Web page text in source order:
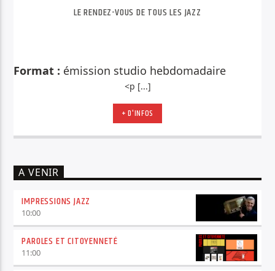
LE RENDEZ-VOUS DE TOUS LES JAZZ
Format : émission studio hebdomadaire
<p [...]
+ D'INFOS
A VENIR
IMPRESSIONS JAZZ
10:00
PAROLES ET CITOYENNETÉ
11:00